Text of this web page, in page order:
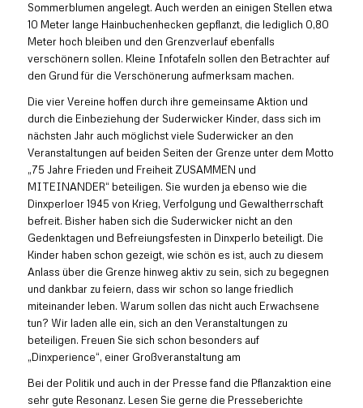
Sommerblumen angelegt. Auch werden an einigen Stellen etwa
10 Meter lange Hainbuchenhecken gepflanzt, die lediglich 0,80
Meter hoch bleiben und den Grenzverlauf ebenfalls
verschönern sollen. Kleine Infotafeln sollen den Betrachter auf
den Grund für die Verschönerung aufmerksam machen.
Die vier Vereine hoffen durch ihre gemeinsame Aktion und
durch die Einbeziehung der Suderwicker Kinder, dass sich im
nächsten Jahr auch möglichst viele Suderwicker an den
Veranstaltungen auf beiden Seiten der Grenze unter dem Motto
„75 Jahre Frieden und Freiheit ZUSAMMEN und
MITEINANDER“ beteiligen. Sie wurden ja ebenso wie die
Dinxperloer 1945 von Krieg, Verfolgung und Gewaltherrschaft
befreit. Bisher haben sich die Suderwicker nicht an den
Gedenktagen und Befreiungsfesten in Dinxperlo beteiligt. Die
Kinder haben schon gezeigt, wie schön es ist, auch zu diesem
Anlass über die Grenze hinweg aktiv zu sein, sich zu begegnen
und dankbar zu feiern, dass wir schon so lange friedlich
miteinander leben. Warum sollen das nicht auch Erwachsene
tun? Wir laden alle ein, sich an den Veranstaltungen zu
beteiligen. Freuen Sie sich schon besonders auf
„Dinxperience“, einer Großveranstaltung am
Bei der Politik und auch in der Presse fand die Pflanzaktion eine
sehr gute Resonanz. Lesen Sie gerne die Presseberichte